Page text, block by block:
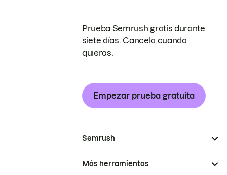
Prueba Semrush gratis durante
siete días. Cancela cuando
quieras.
Empezar prueba gratuita
Semrush
Más herramientas